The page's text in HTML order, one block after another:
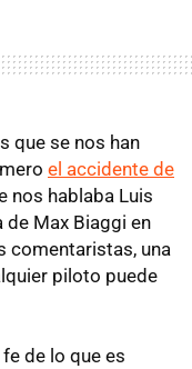
que se nos han
el accidente de
nos hablaba Luis
de Max Biaggi en
comentaristas, una
piloto puede
de lo que es